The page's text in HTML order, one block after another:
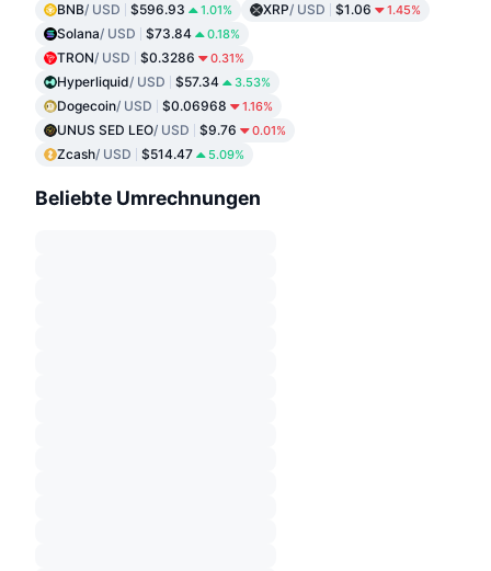
BNB/ USD $596.93 1.01% XRP/ USD $1.06 1.45%
Solana/ USD $73.84 0.18%
TRON/ USD $0.3286 0.31%
Hyperliquid/ USD $57.34 3.53%
Dogecoin/ USD $0.06968 1.16%
UNUS SED LEO/ USD $9.76 0.01%
Zcash/ USD $514.47 5.09%
Beliebte Umrechnungen